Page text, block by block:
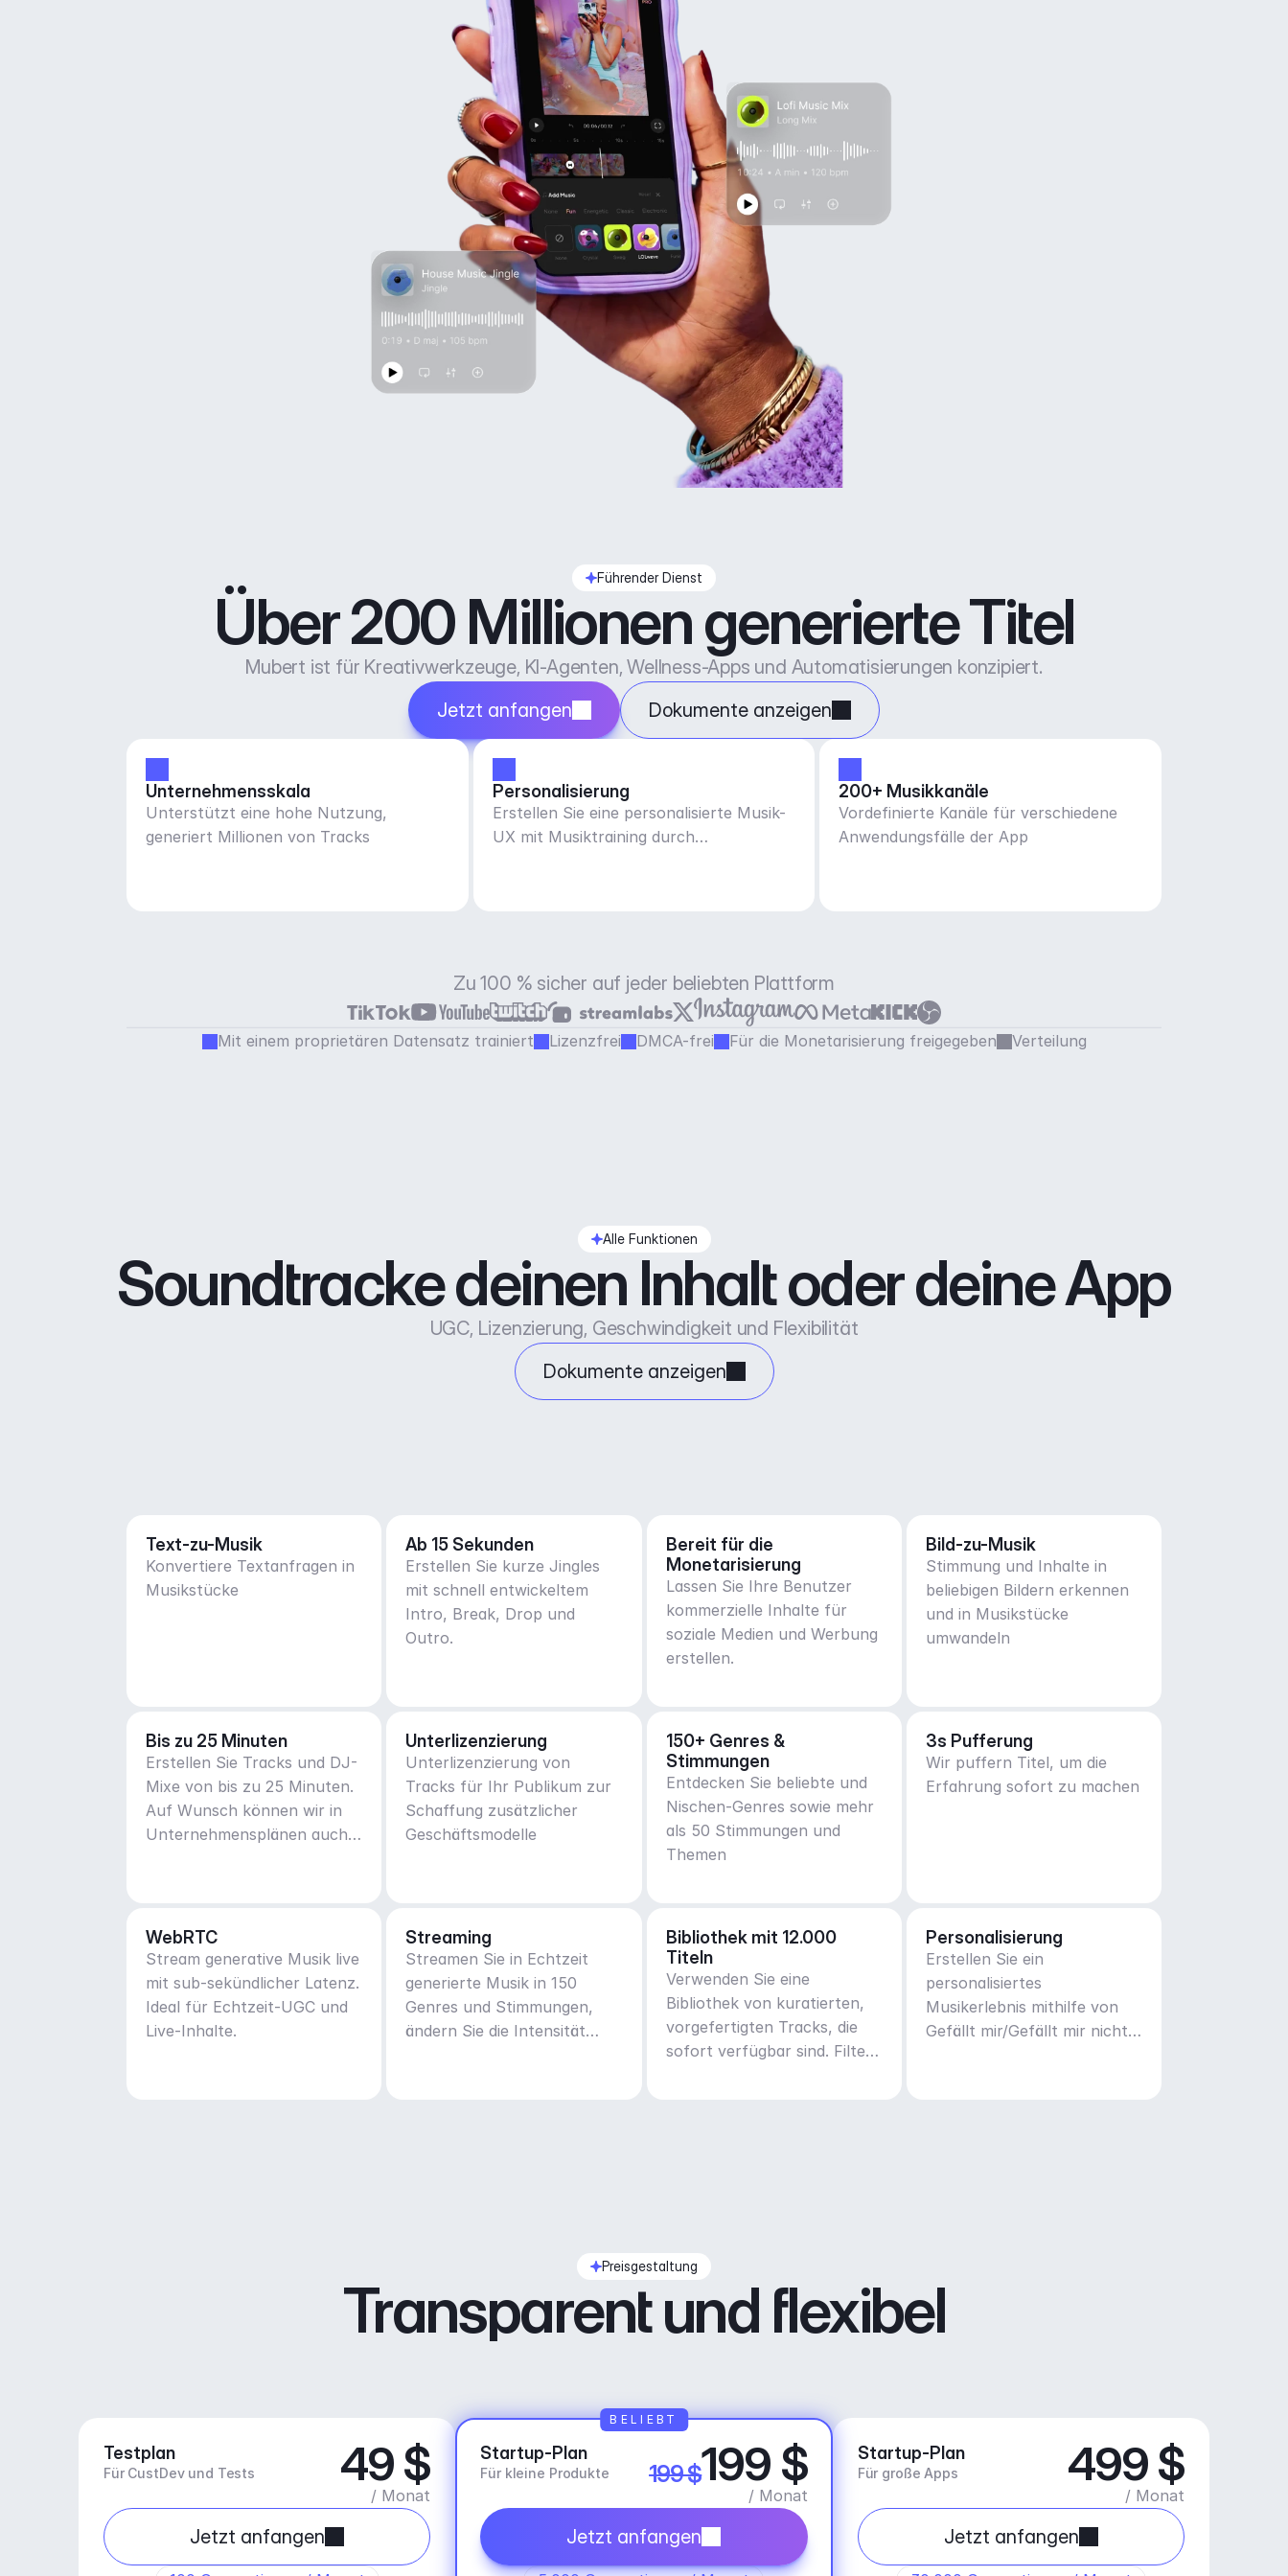
Führender Dienst
Über 200 Millionen generierte Titel
Mubert ist für Kreativwerkzeuge, KI-Agenten, Wellness-Apps und Automatisierungen konzipiert.
Jetzt anfangen
Dokumente anzeigen
Unternehmensskala
Unterstützt eine hohe Nutzung,
generiert Millionen von Tracks
Personalisierung
Erstellen Sie eine personalisierte Musik-
UX mit Musiktraining durch
200+ Musikkanäle
Vordefinierte Kanäle für verschiedene
Anwendungsfälle der App
Zu 100 % sicher auf jeder beliebten Plattform
Mit einem proprietären Datensatz trainiert Lizenzfrei DMCA-frei Für die Monetarisierung freigegeben Verteilung
Alle Funktionen
Soundtracke deinen Inhalt oder deine App
UGC, Lizenzierung, Geschwindigkeit und Flexibilität
Dokumente anzeigen
Text-zu-Musik
Konvertiere Textanfragen in
Musikstücke
Ab 15 Sekunden
Erstellen Sie kurze Jingles
mit schnell entwickeltem
Intro, Break, Drop und
Outro.
Bereit für die
Monetarisierung
Lassen Sie Ihre Benutzer
kommerzielle Inhalte für
soziale Medien und Werbung
erstellen.
Bild-zu-Musik
Stimmung und Inhalte in
beliebigen Bildern erkennen
und in Musikstücke
umwandeln
Bis zu 25 Minuten
Erstellen Sie Tracks und DJ-
Mixe von bis zu 25 Minuten.
Auf Wunsch können wir in
Unternehmensplänen auch
Unterlizenzierung
Unterlizenzierung von
Tracks für Ihr Publikum zur
Schaffung zusätzlicher
Geschäftsmodelle
150+ Genres &
Stimmungen
Entdecken Sie beliebte und
Nischen-Genres sowie mehr
als 50 Stimmungen und
Themen
3s Pufferung
Wir puffern Titel, um die
Erfahrung sofort zu machen
WebRTC
Stream generative Musik live
mit sub-sekündlicher Latenz.
Ideal für Echtzeit-UGC und
Live-Inhalte.
Streaming
Streamen Sie in Echtzeit
generierte Musik in 150
Genres und Stimmungen,
ändern Sie die Intensität
Bibliothek mit 12.000
Titeln
Verwenden Sie eine
Bibliothek von kuratierten,
vorgefertigten Tracks, die
sofort verfügbar sind. Filtern
Personalisierung
Erstellen Sie ein
personalisiertes
Musikerlebnis mithilfe von
Gefällt mir/Gefällt mir nicht
Preisgestaltung
Transparent und flexibel
Testplan
Für CustDev und Tests 49 $
/ Monat
Jetzt anfangen
Startup-Plan
Für kleine Produkte 199 $199 $
/ Monat
Jetzt anfangen
BELIEBT
Startup-Plan
Für große Apps 499 $
/ Monat
Jetzt anfangen